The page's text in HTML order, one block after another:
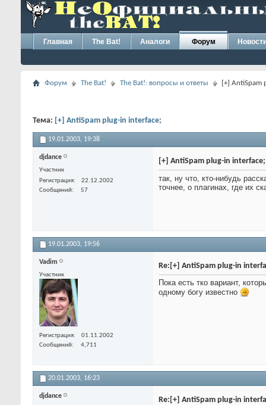
Главная The Bat! Аналоги Форум
Форум The Bat! The Bat!: вопросы и ответы [+] AntiSpam
Тема: [+] AntiSpam plug-in interface;
19.01.2003, 19:38
djdance
Участник
Регистрация
22.12.2002
Сообщений
57
[+] AntiSpam plug-in interface;
так, ну что, кто-нибудь
точнее, о плагинах, где их
19.01.2003, 19:56
Vadim
Участник
Регистрация
01.11.2002
Сообщений
4,711
Re:[+] AntiSpam plug-in
Пока есть тко вариант,
одному богу известно
20.01.2003, 16:23
djdance
Re:[+] AntiSpam plug-in